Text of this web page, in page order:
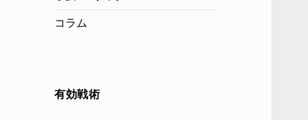
コラム
有効戦術